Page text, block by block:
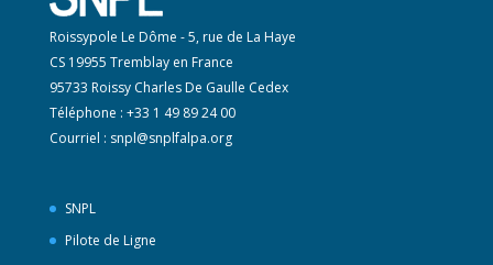
Roissypole Le Dôme - 5, rue de La Haye
CS 19955 Tremblay en France
95733 Roissy Charles De Gaulle Cedex
Téléphone : +33 1 49 89 24 00
Courriel : snpl@snplfalpa.org
SNPL
Pilote de Ligne